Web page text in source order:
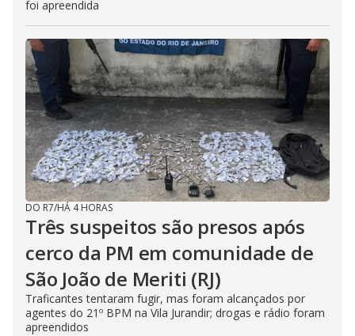
foi apreendida
DO R7/HÁ 4 HORAS
Três suspeitos são presos após
cerco da PM em comunidade de
São João de Meriti (RJ)
Traficantes tentaram fugir, mas foram alcançados por
agentes do 21º BPM na Vila Jurandir; drogas e rádio foram
apreendidos